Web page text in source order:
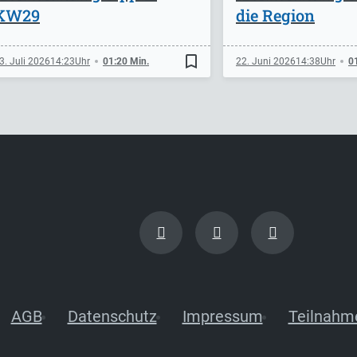
Juli 202614:23 01:20 Min. bookmark_border
die Region
22. Juni 202614:38
AGB Datenschutz Impressum